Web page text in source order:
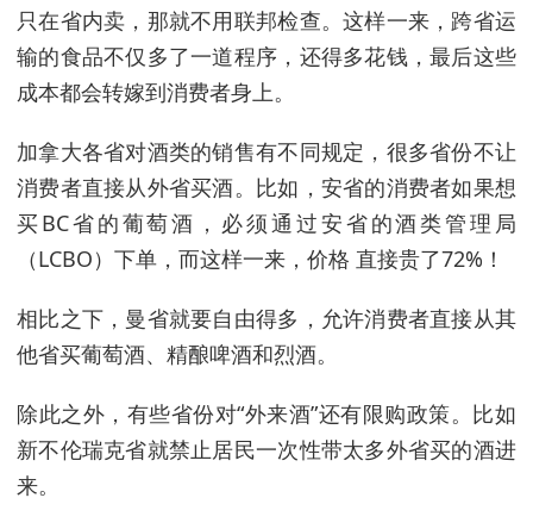
只在省内卖，那就不用联邦检查。这样一来，跨省运
输的食品不仅多了一道程序，还得多花钱，最后这些
成本都会转嫁到消费者身上。
加拿大各省对酒类的销售有不同规定，很多省份不让
消费者直接从外省买酒。比如，安省的消费者如果想
买BC省的葡萄酒，必须通过安省的酒类管理局
（LCBO）下单，而这样一来，价格 直接贵了72%！
相比之下，曼省就要自由得多，允许消费者直接从其
他省买葡萄酒、精酿啤酒和烈酒。
除此之外，有些省份对“外来酒”还有限购政策。比如
新不伦瑞克省就禁止居民一次性带太多外省买的酒进
来。